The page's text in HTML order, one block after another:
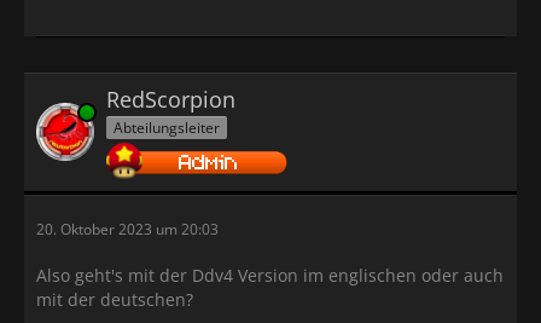
Online RedScorpion
Abteilungsleiter
20. Oktober 2023 um 20:03
Also geht's mit der Ddv4 Version im englischen oder auch
mit der deutschen?